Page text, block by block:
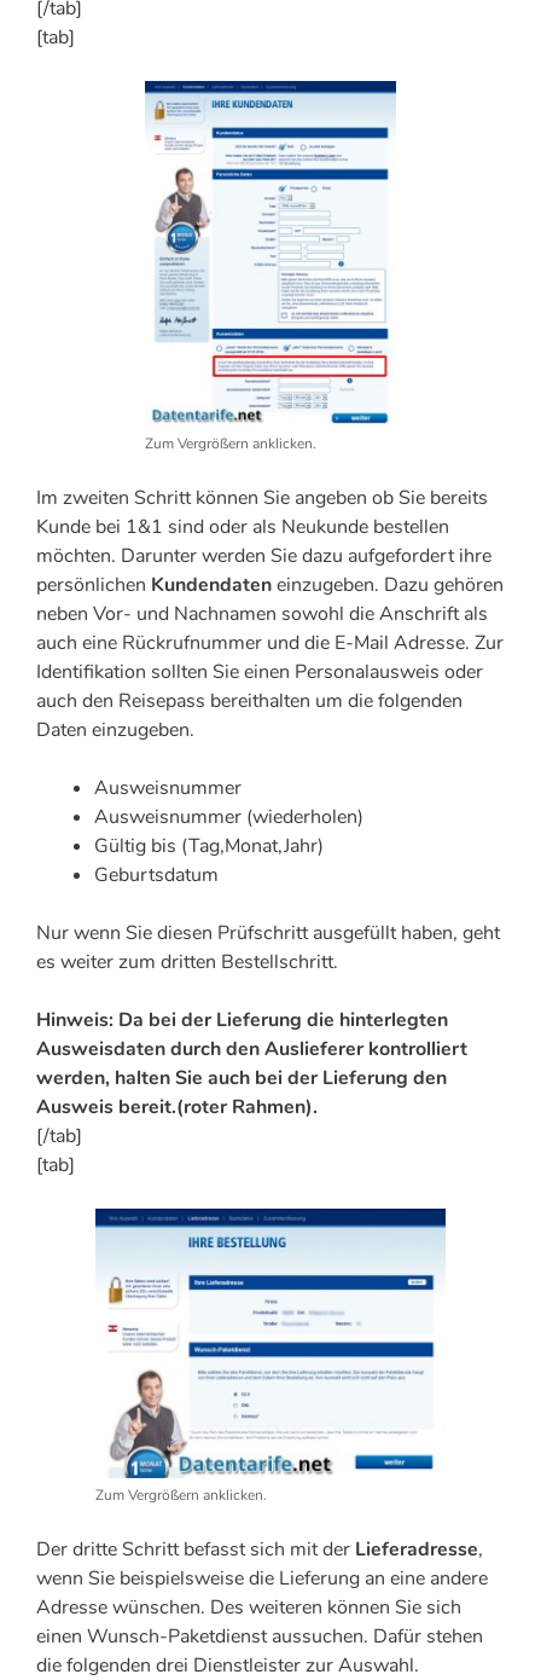
[/tab]
[tab]
Zum Vergrößern anklicken.
Im zweiten Schritt können Sie angeben ob Sie bereits
Kunde bei 1&1 sind oder als Neukunde bestellen
möchten. Darunter werden Sie dazu aufgefordert ihre
persönlichen Kundendateneinzugeben. Dazu gehören
neben Vor- und Nachnamen sowohl die Anschrift als
auch eine Rückrufnummer und die E-Mail Adresse. Zur
Identifikation sollten Sie einen Personalausweis oder
auch den Reisepass bereithalten um die folgenden
Daten einzugeben.
Ausweisnummer
Ausweisnummer (wiederholen)
Gültig bis (Tag,Monat,Jahr)
Geburtsdatum
Nur wenn Sie diesen Prüfschritt ausgefüllt haben, geht
es weiter zum dritten Bestellschritt.
Hinweis: Da bei der Lieferung die hinterlegten
Ausweisdaten durch den Auslieferer kontrolliert
werden, halten Sie auch bei der Lieferung den
Ausweis bereit.(roter Rahmen).
[/tab]
[tab]
Zum Vergrößern anklicken.
Der dritte Schritt befasst sich mit der Lieferadresse,
wenn Sie beispielsweise die Lieferung an eine andere
Adresse wünschen. Des weiteren können Sie sich
einen Wunsch-Paketdienst aussuchen. Dafür stehen
die folgenden drei Dienstleister zur Auswahl.